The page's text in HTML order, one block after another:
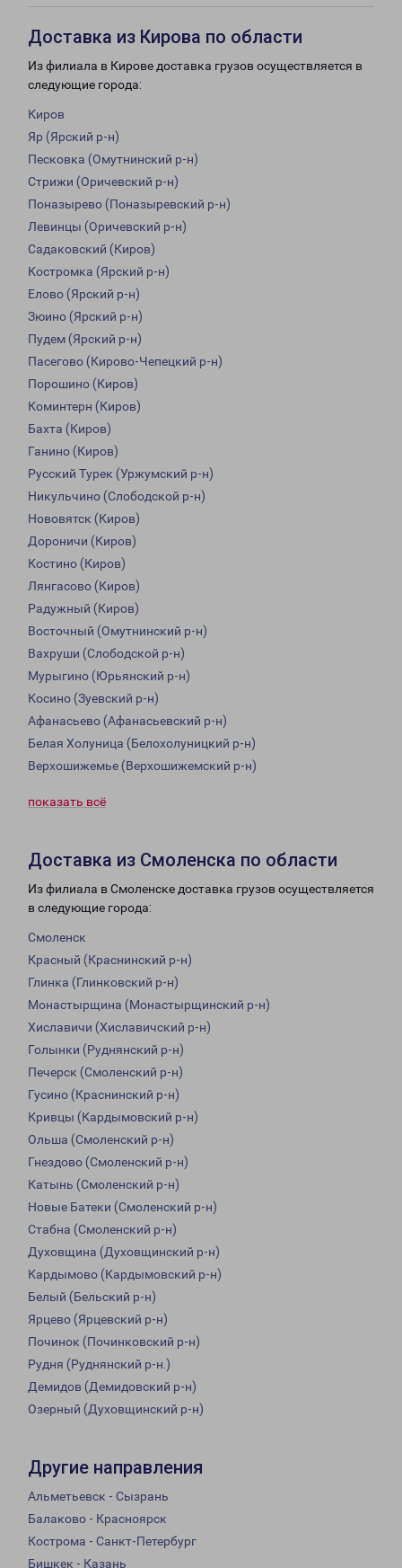
Доставка из Кирова по области
Из филиала в Кирове доставка грузов осуществляется в
следующие города:
Киров
Яр (Ярский р-н)
Песковка (Омутнинский р-н)
Стрижи (Оричевский р-н)
Поназырево (Поназыревский р-н)
Левинцы (Оричевский р-н)
Садаковский (Киров)
Костромка (Ярский р-н)
Елово (Ярский р-н)
Зюино (Ярский р-н)
Пудем (Ярский р-н)
Пасегово (Кирово-Чепецкий р-н)
Порошино (Киров)
Коминтерн (Киров)
Бахта (Киров)
Ганино (Киров)
Русский Турек (Уржумский р-н)
Никульчино (Слободской р-н)
Нововятск (Киров)
Дороничи (Киров)
Костино (Киров)
Лянгасово (Киров)
Радужный (Киров)
Восточный (Омутнинский р-н)
Вахруши (Слободской р-н)
Мурыгино (Юрьянский р-н)
Косино (Зуевский р-н)
Афанасьево (Афанасьевский р-н)
Белая Холуница (Белохолуницкий р-н)
Верхошижемье (Верхошижемский р-н)
показать всё
Доставка из Смоленска по области
Из филиала в Смоленске доставка грузов осуществляется
в следующие города:
Смоленск
Красный (Краснинский р-н)
Глинка (Глинковский р-н)
Монастырщина (Монастырщинский р-н)
Хиславичи (Хиславичский р-н)
Голынки (Руднянский р-н)
Печерск (Смоленский р-н)
Гусино (Краснинский р-н)
Кривцы (Кардымовский р-н)
Ольша (Смоленский р-н)
Гнездово (Смоленский р-н)
Катынь (Смоленский р-н)
Новые Батеки (Смоленский р-н)
Стабна (Смоленский р-н)
Духовщина (Духовщинский р-н)
Кардымово (Кардымовский р-н)
Белый (Бельский р-н)
Ярцево (Ярцевский р-н)
Починок (Починковский р-н)
Рудня (Руднянский р-н.)
Демидов (Демидовский р-н)
Озерный (Духовщинский р-н)
Другие направления
Альметьевск - Сызрань
Балаково - Красноярск
Кострома - Санкт-Петербург
Бишкек - Казань